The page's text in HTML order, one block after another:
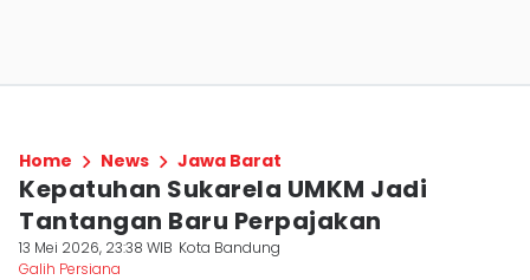
Home News Jawa Barat
Kepatuhan Sukarela UMKM Jadi
Tantangan Baru Perpajakan
13 Mei 2026, 23:38 WIB Kota Bandung
Galih Persiana